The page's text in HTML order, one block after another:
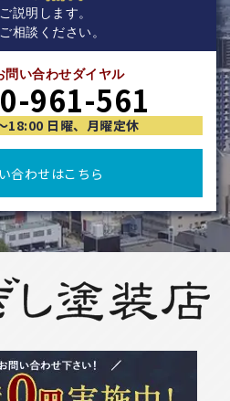
説明します。
相談ください。
問い合わせダイヤル
961-561
18:00 日曜、月曜定休
合わせはこちら